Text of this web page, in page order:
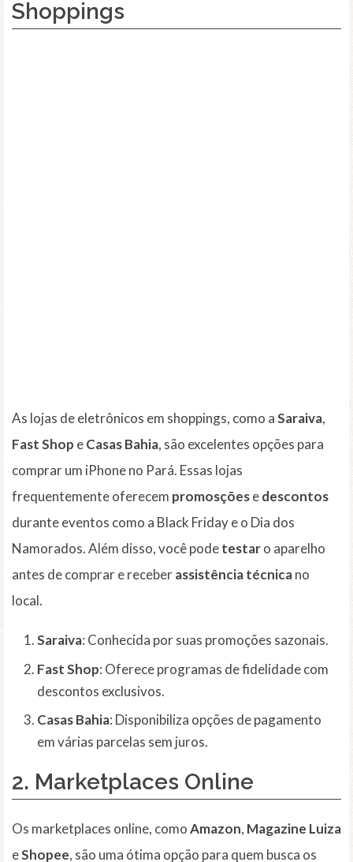
Shoppings
As lojas de eletrônicos em shoppings, como aSaraiva,
Fast Shop eCasas Bahia, são excelentes opções para
comprar um iPhone no Pará. Essas lojas
frequentemente oferecem promosçõesedescontos
durante eventos como a Black Friday e o Dia dos
Namorados. Além disso, você podetestaro aparelho
antes de comprar e receberassistência técnicano
local.
Saraiva: Conhecida por suas promoções sazonais.
Fast Shop: Oferece programas de fidelidade com
descontos exclusivos.
Casas Bahia: Disponibiliza opções de pagamento
em várias parcelas sem juros.
2. Marketplaces Online
Os marketplaces online, comoAmazon, Magazine Luiza
eShopee, são uma ótima opção para quem busca os